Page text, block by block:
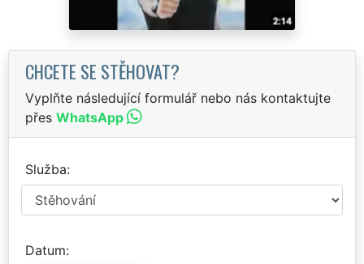
CHCETE SE STĚHOVAT?
Vyplňte následující formulář nebo nás kontaktujte
přes WhatsApp
Služba
Datum